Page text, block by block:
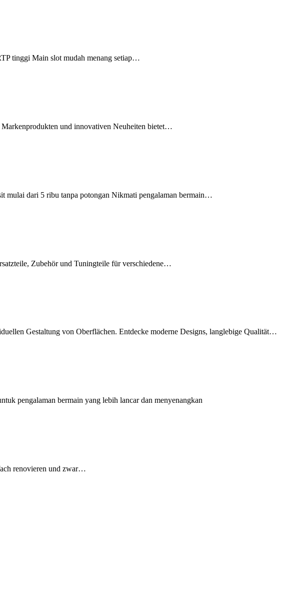
tinggi Main slot mudah menang setiap…
und innovativen Neuheiten bietet…
mulai dari 5 ribu tanpa potongan Nikmati pengalaman bermain…
Zubehör und Tuningteile für verschiedene…
Gestaltung von Oberflächen. Entdecke moderne Designs, langlebige Qualität…
pengalaman bermain yang lebih lancar dan menyenangkan
renovieren und zwar…